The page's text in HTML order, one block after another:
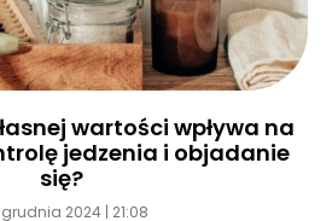
wartości wpływa na
jedzenia i objadanie
się?
grudnia 2024 21:08